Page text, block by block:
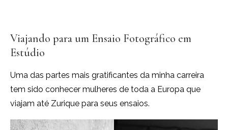
Viajando para um Ensaio Fotográfico em
Estúdio
Uma das partes mais gratificantes da minha carreira
tem sido conhecer mulheres de toda a Europa que
viajam até Zurique para seus ensaios.